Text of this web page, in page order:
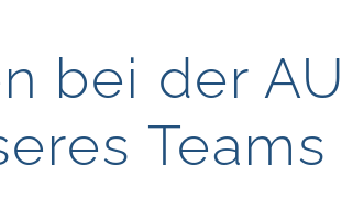
bei der
Teams